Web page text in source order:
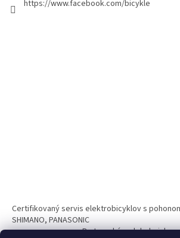
https://www.facebook.com/bicykle
Certifikovaný servis elektrobicyklov s
SHIMANO, PANASONIC
Partnerský web